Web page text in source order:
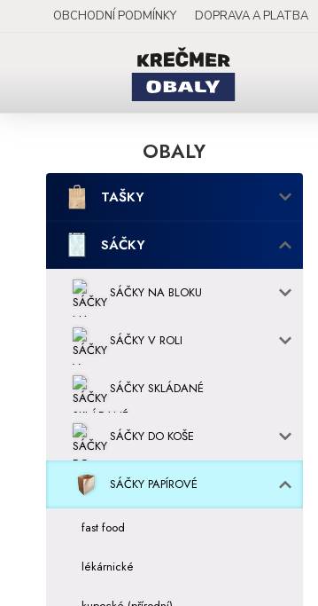
OBCHODNÍ PODMÍNKY DOPRAVA A PLATBA
OBALY
TAŠKY
SÁČKY
SÁČKY NA BLOKU
SÁČKY V ROLI
SÁČKY SKLÁDANÉ
SÁČKY DO KOŠE
SÁČKY PAPÍROVÉ
fast food
lékárnické